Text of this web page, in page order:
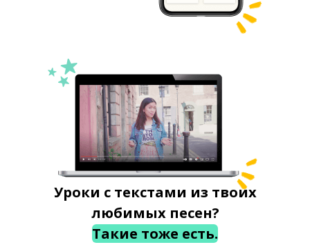
Уроки с текстами из твоих
любимых песен?
Такие тоже есть.